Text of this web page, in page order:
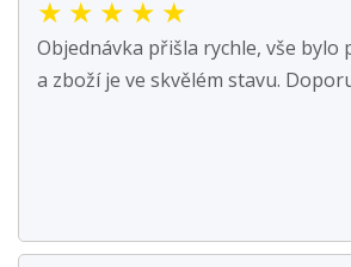
★ ★ ★ ★ ★
Objednávka přišla rychle, vše bylo
a zboží je ve skvělém stavu.